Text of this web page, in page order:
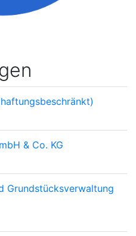
& Co. KG
Grundstücksverwaltung